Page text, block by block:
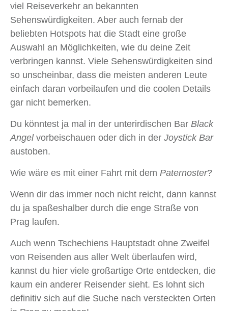
viel Reiseverkehr an bekannten
Sehenswürdigkeiten. Aber auch fernab der
beliebten Hotspots hat die Stadt eine große
Auswahl an Möglichkeiten, wie du deine Zeit
verbringen kannst. Viele Sehenswürdigkeiten sind
so unscheinbar, dass die meisten anderen Leute
einfach daran vorbeilaufen und die coolen Details
gar nicht bemerken.
Du könntest ja mal in der unterirdischen Bar Black
Angelvorbeischauen oder dich in der Joystick Bar
austoben.
Wie wäre es mit einer Fahrt mit dem Paternoster?
Wenn dir das immer noch nicht reicht, dann kannst
du ja spaßeshalber durch die enge Straße von
Prag laufen.
Auch wenn Tschechiens Hauptstadt ohne Zweifel
von Reisenden aus aller Welt überlaufen wird,
kannst du hier viele großartige Orte entdecken, die
kaum ein anderer Reisender sieht. Es lohnt sich
definitiv sich auf die Suche nach versteckten Orten